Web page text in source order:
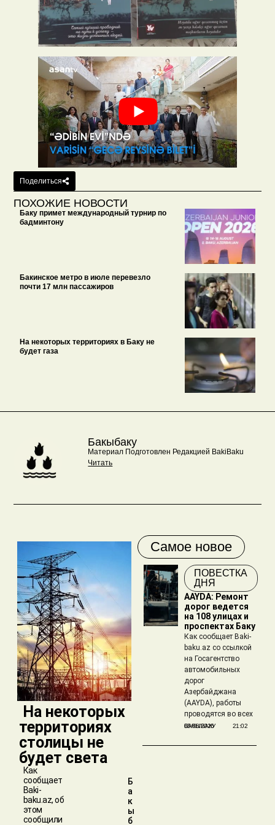
Поделиться
ПОХОЖИЕ НОВОСТИ
Баку примет международный турнир по
бадминтону
Бакинское метро в июле перевезло
почти 17 млн пассажиров
На некоторых территориях в Баку не
будет газа
Бакыбаку
Материал Подготовлен Редакцией BakiBaku
Читать
​ На некоторых
территориях
столицы не
будет света
Как
сообщает
Baki-
baku.az, об
этом
сообщили
Б
а
к
ы
б
Самое новое
ПОВЕСТКА
ДНЯ
AAYDA: Ремонт
дорог ведется
на 108 улицах и
проспектах Баку
Как сообщает Baki-
baku.az со ссылкой
на Госагентство
автомобильных
дорог
Азербайджана
(AAYDA), работы
проводятся во всех
БАКЫБАКУ
05/08/2026 21:02